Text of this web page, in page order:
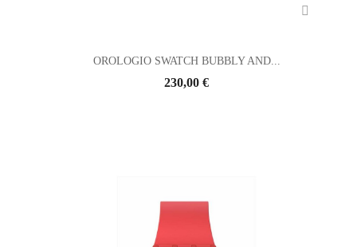
OROLOGIO SWATCH BUBBLY AND...
230,00 €